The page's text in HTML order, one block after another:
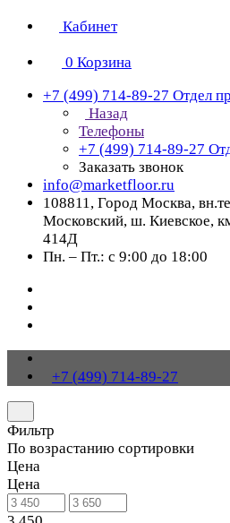
Кабинет
0 Корзина
+7 (499) 714-89-27 Отдел
Назад
Телефоны
+7 (499) 714-89-27
Заказать звонок
info@marketfloor.ru
108811, Город Москва,
Московский, ш. Киевское,
414Д
Пн. – Пт.: с 9:00 до 18:00
+7 (499) 714-89-27
Фильтр
По возрастанию сортировки
Цена
Цена